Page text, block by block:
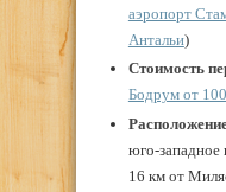
аэропорт
Антальи)
Стоимость
Бодрум от
юго-западное
16 км от